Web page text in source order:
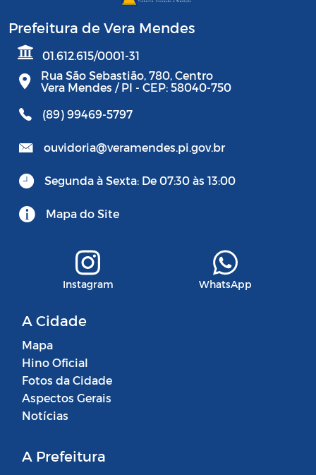
Prefeitura de Vera Mendes
01.612.615/0001-31
Rua São Sebastião, 780, Centro
Vera Mendes / PI - CEP: 58040-750
(89) 99469-5797
ouvidoria@veramendes.pi.gov.br
Segunda à Sexta: De 07:30 às 13:00
Mapa do Site
Instagram WhatsApp
A Cidade
Mapa
Hino Oficial
Fotos da Cidade
Aspectos Gerais
Notícias
A Prefeitura